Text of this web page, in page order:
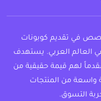
في تقديم كوبونات
العربي. يستهدف
لهم قيمة حقيقية من
واسعة من المنتجات
التسوق.